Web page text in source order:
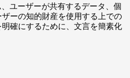
ユーザーが共有するデータ、個
ーの知的財産を使用する上での
確にするために、文言を簡素化